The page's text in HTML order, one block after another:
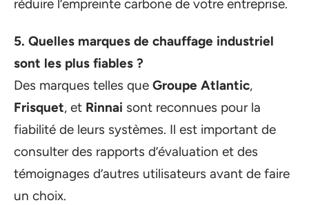
réduire l’empreinte carbone de votre entreprise.
5. Quelles marques de chauffage industriel
sont les plus fiables ?
Des marques telles que Groupe Atlantic,
Frisquet, et Rinnai sont reconnues pour la
fiabilité de leurs systèmes. Il est important de
consulter des rapports d’évaluation et des
témoignages d’autres utilisateurs avant de faire
un choix.